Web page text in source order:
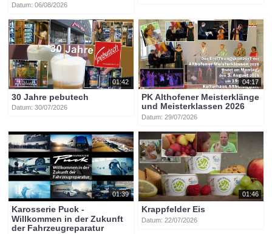
Datum: 06/08/2026
01:42
30 Jahre pebutech
Datum: 30/07/2026
04:17
PK Althofener Meisterklänge
und Meisterklassen 2026
Datum: 29/07/2026
01:39
Karosserie Puck -
Willkommen in der Zukunft
der Fahrzeugreparatur
01:46
Krappfelder Eis
Datum: 22/07/2026